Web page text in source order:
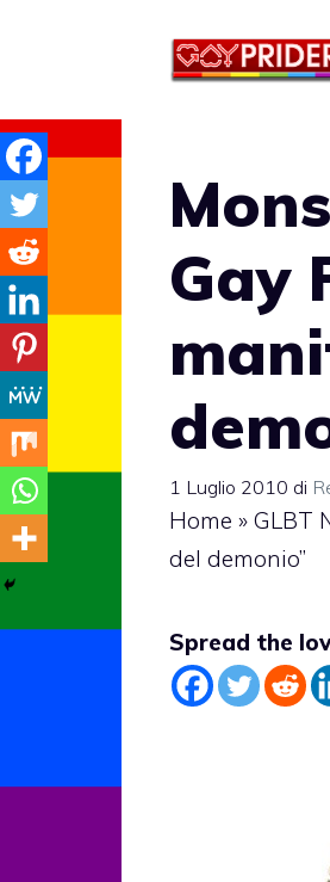
Gay
1 Luglio 2010 di
Home » GLBT
del demonio”
Spread the